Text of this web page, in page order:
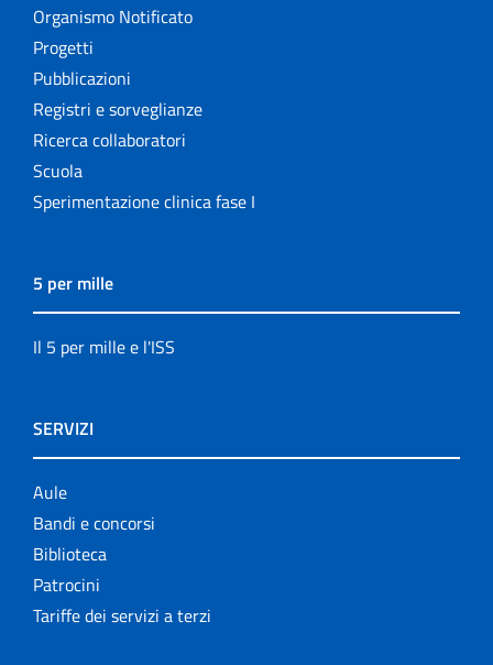
Organismo Notificato
Progetti
Pubblicazioni
Registri e sorveglianze
Ricerca collaboratori
Scuola
Sperimentazione clinica fase I
5 per mille
Il 5 per mille e l'ISS
SERVIZI
Aule
Bandi e concorsi
Biblioteca
Patrocini
Tariffe dei servizi a terzi